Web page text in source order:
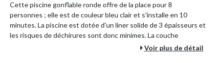
Cette piscine gonflable ronde offre de la place pour 8
personnes ; elle est de couleur bleu clair et s'installe en 10
minutes. La piscine est dotée d'un liner solide de 3 épaisseurs et
les risques de déchirures sont donc minimes. La couche
intérieure est en polyester, et donc adaptée aux enfants.
Voir plus de détail